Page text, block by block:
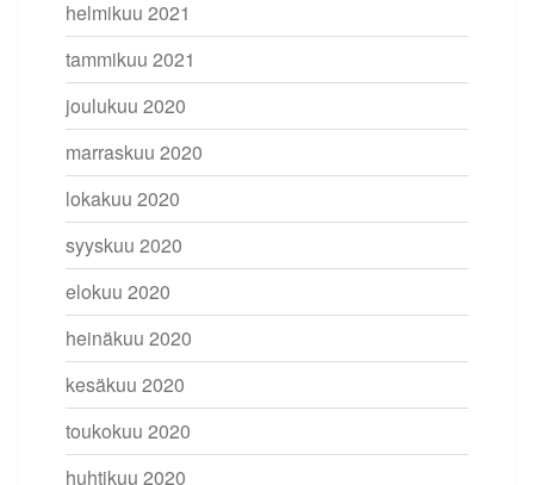
helmikuu 2021
tammikuu 2021
joulukuu 2020
marraskuu 2020
lokakuu 2020
syyskuu 2020
elokuu 2020
heinäkuu 2020
kesäkuu 2020
toukokuu 2020
huhtikuu 2020